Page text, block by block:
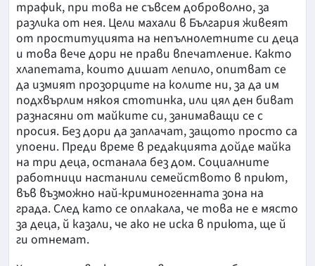
трафик, при това не съвсем доброволно, за
разлика от нея. Цели махали в България живеят
от проституцията на непълнолетните си деца
и това вече дори не прави впечатление. Както
хлапетата, които дишат лепило, опитват се
да измият прозорците на колите ни, за да им
подхвърлим някоя стотинка, или цял ден биват
разнасяни от майките си, занимаващи се с
просия. Без дори да заплачат, защото просто са
упоени. Преди време в редакцията дойде майка
на три деца, останала без дом. Социалните
работници настанили семейството в приют,
във възможно най-криминогенната зона на
града. След като се оплакала, че това не е място
за деца, й казали, че ако не иска в приюта, ще й
ги отнемат.